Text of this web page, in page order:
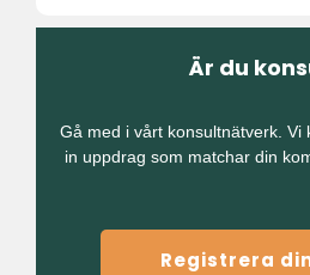
Är du
Gå med i vårt konsultnätverk. Vi
in uppdrag som matchar din
Registrera